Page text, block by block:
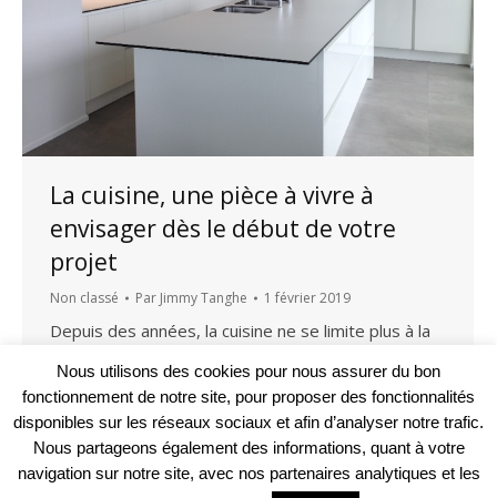
La cuisine, une pièce à vivre à
envisager dès le début de votre
projet
Non classé Par Jimmy Tanghe 1 février 2019
Depuis des années, la cuisine ne se limite plus à la
vie, dans lequel se regroupe la famille. C’est
pourquoi votre cuisine mérite la plus grande
attention lors de la préparation de votre projet
architectural.
Nous utilisons des cookies pour nous assurer du bon
fonctionnement de notre site, pour proposer des fonctionnalités
disponibles sur les réseaux sociaux et afin d’analyser notre trafic.
Nous partageons également des informations, quant à votre
navigation sur notre site, avec nos partenaires analytiques et les